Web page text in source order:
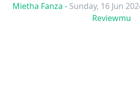
Mietha Fanza - Sunday, 16 Jun
Reviewmu